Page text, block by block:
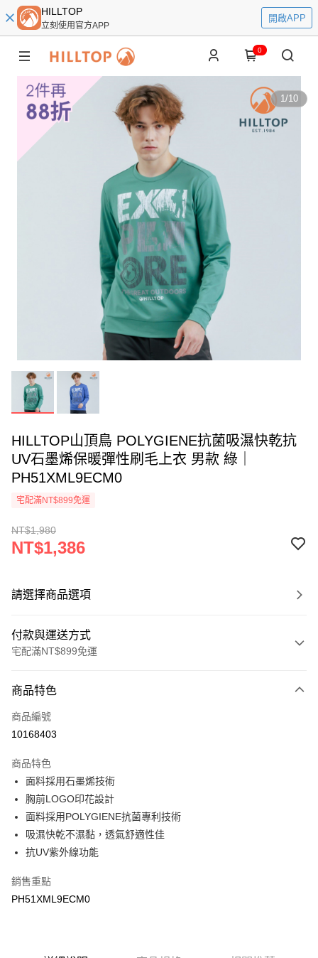
HILLTOP
立刻使用官方APP
開啟APP
0
1/10
HILLTOP山頂鳥 POLYGIENE抗菌吸濕快乾抗
UV石墨烯保暖彈性刷毛上衣 男款 綠｜
PH51XML9ECM0
宅配滿NT$899免運
NT$1,980
NT$1,386
請選擇商品選項
付款與運送方式
宅配滿NT$899免運
信用卡一次付款
LINE Pay
悠遊付
Google Pay
運送方式
每筆NT$90，滿NT$899(含以上)免運費
商品特色
商品編號
10168403
商品特色
面料採用石墨烯技術
胸前LOGO印花設計
面料採用POLYGIENE抗菌專利技術
吸濕快乾不濕黏，透氣舒適性佳
抗UV紫外線功能
銷售重點
PH51XML9ECM0